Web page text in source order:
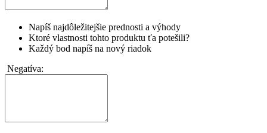
Napíš najdôležitejšie prednosti a výhody
Ktoré vlastnosti tohto produktu ťa potešili?
Každý bod napíš na nový riadok
Negatíva: